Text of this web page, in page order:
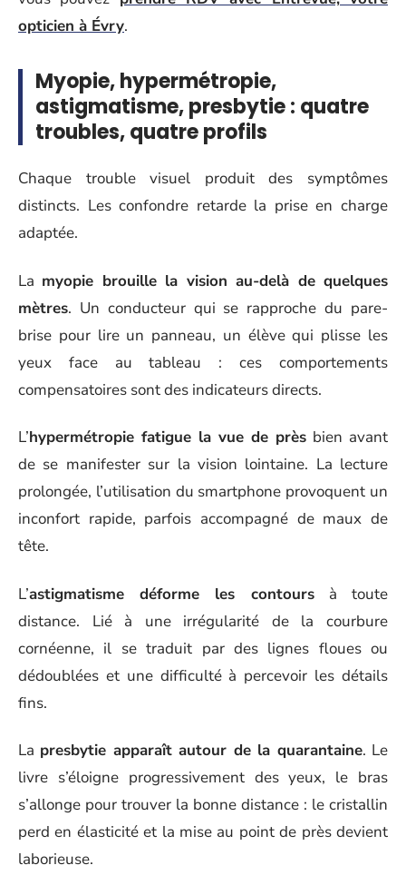
opticien à Évry.
Myopie, hypermétropie,
astigmatisme, presbytie : quatre
troubles, quatre profils
Chaque trouble visuel produit des symptômes
distincts. Les confondre retarde la prise en charge
adaptée.
La myopie brouille la vision au-delà de quelques
mètres. Un conducteur qui se rapproche du pare-
brise pour lire un panneau, un élève qui plisse les
yeux face au tableau : ces comportements
compensatoires sont des indicateurs directs.
L’hypermétropie fatigue la vue de près bien avant
de se manifester sur la vision lointaine. La lecture
prolongée, l’utilisation du smartphone provoquent un
inconfort rapide, parfois accompagné de maux de
tête.
L’astigmatisme déforme les contoursà toute
distance. Lié à une irrégularité de la courbure
cornéenne, il se traduit par des lignes floues ou
dédoublées et une difficulté à percevoir les détails
fins.
La presbytie apparaît autour de la quarantaine. Le
livre s’éloigne progressivement des yeux, le bras
s’allonge pour trouver la bonne distance : le cristallin
perd en élasticité et la mise au point de près devient
laborieuse.